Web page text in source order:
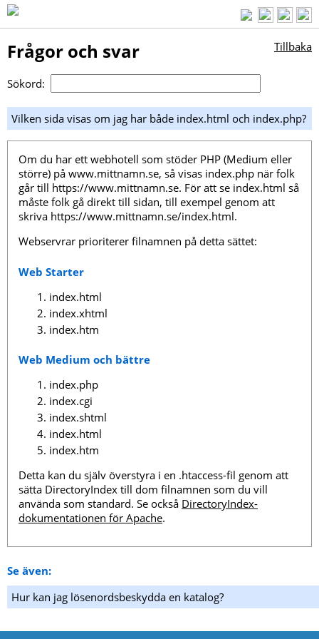
Frågor och svar Tillbaka
Sökord:
Vilken sida visas om jag har både index.html och index.php?
Om du har ett webhotell som stöder PHP (Medium eller
större) på www.mittnamn.se, så visas index.php när folk
går till https://www.mittnamn.se. För att se index.html så
måste folk gå direkt till sidan, till exempel genom att
skriva https://www.mittnamn.se/index.html.
Webservrar prioriterer filnamnen på detta sättet:
Web Starter
index.html
index.xhtml
index.htm
Web Medium och bättre
index.php
index.cgi
index.shtml
index.html
index.htm
Detta kan du själv överstyra i en .htaccess-fil genom att
sätta DirectoryIndex till dom filnamnen som du vill
använda som standard. Se också DirectoryIndex-
dokumentationen för Apache.
Se även:
Hur kan jag lösenordsbeskydda en katalog?